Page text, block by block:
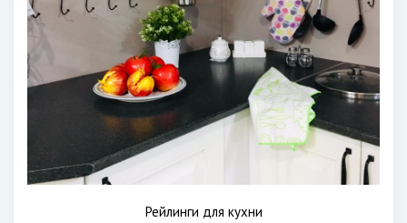
Рейлинги для кухни